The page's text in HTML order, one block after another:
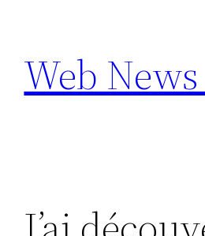
contenu
Web